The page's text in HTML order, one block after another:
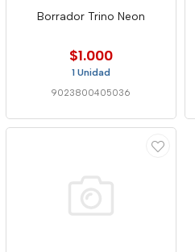
Borrador Trino Neon
$1.000
1 Unidad
9023800405036